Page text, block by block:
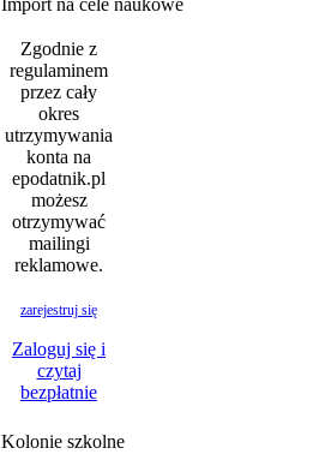
Import na cele naukowe
Zgodnie z
regulaminem
przez cały
okres
utrzymywania
konta na
epodatnik.pl
możesz
otrzymywać
mailingi
reklamowe.
zarejestruj się
Zaloguj się i
czytaj
bezpłatnie
Kolonie szkolne